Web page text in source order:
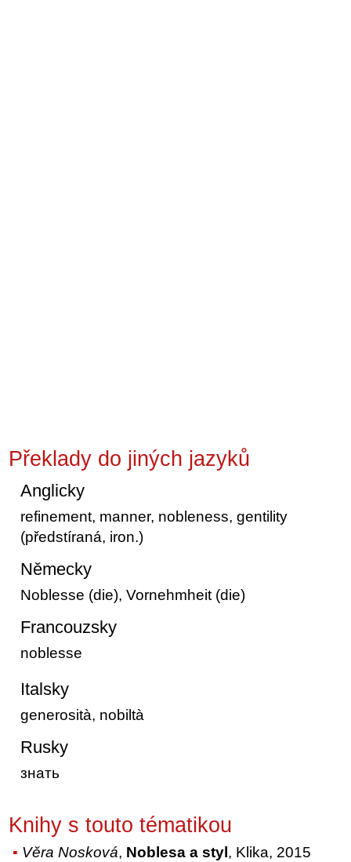
Překlady do jiných jazyků
Anglicky
refinement, manner, nobleness, gentility
(předstíraná, iron.)
Německy
Noblesse (die), Vornehmheit (die)
Francouzsky
noblesse
Italsky
generosità, nobiltà
Rusky
знать
Knihy s touto tématikou
Věra Nosková, Noblesa a styl , Klika, 2015